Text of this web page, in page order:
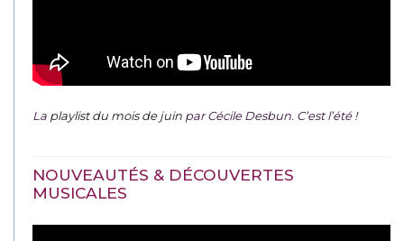
La playlist du mois de juin par Cécile Desbun. C’est l’été !
NOUVEAUTÉS & DÉCOUVERTES
MUSICALES